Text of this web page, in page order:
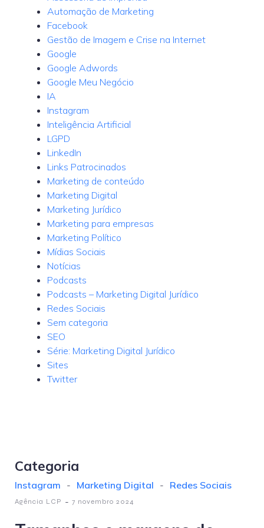
Automação de Marketing
Facebook
Gestão de Imagem e Crise na Internet
Google
Google Adwords
Google Meu Negócio
IA
Instagram
Inteligência Artificial
LGPD
LinkedIn
Links Patrocinados
Marketing de conteúdo
Marketing Digital
Marketing Jurídico
Marketing para empresas
Marketing Político
Mídias Sociais
Notícias
Podcasts
Podcasts – Marketing Digital Jurídico
Redes Sociais
Sem categoria
SEO
Série: Marketing Digital Jurídico
Sites
Twitter
Categoria
Instagram - Marketing Digital - Redes Sociais
Agência LCP - 7 novembro 2024